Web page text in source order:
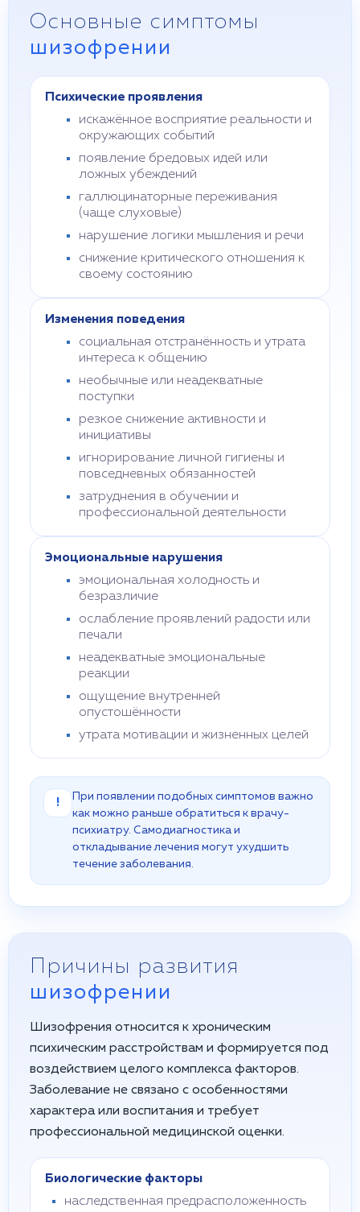
Основные симптомы
шизофрении
Психические проявления
искажённое восприятие реальности и
окружающих событий
появление бредовых идей или
ложных убеждений
галлюцинаторные переживания
(чаще слуховые)
нарушение логики мышления и речи
снижение критического отношения к
своему состоянию
Изменения поведения
социальная отстранённость и утрата
интереса к общению
необычные или неадекватные
поступки
резкое снижение активности и
инициативы
игнорирование личной гигиены и
повседневных обязанностей
затруднения в обучении и
профессиональной деятельности
Эмоциональные нарушения
эмоциональная холодность и
безразличие
ослабление проявлений радости или
печали
неадекватные эмоциональные
реакции
ощущение внутренней
опустошённости
утрата мотивации и жизненных целей
!
При появлении подобных симптомов важно
как можно раньше обратиться к врачу-
психиатру. Самодиагностика и
откладывание лечения могут ухудшить
течение заболевания.
Причины развития
шизофрении
Шизофрения относится к хроническим
психическим расстройствам и формируется под
воздействием целого комплекса факторов.
Заболевание не связано с особенностями
характера или воспитания и требует
профессиональной медицинской оценки.
Биологические факторы
наследственная предрасположенность